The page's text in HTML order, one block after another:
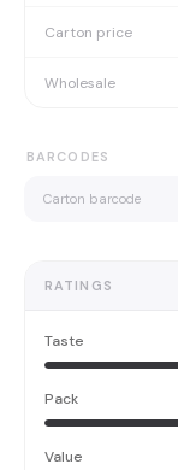
Carton price
Wholesale
BARCODES
Carton barcode
RATINGS
Taste
Pack
Value